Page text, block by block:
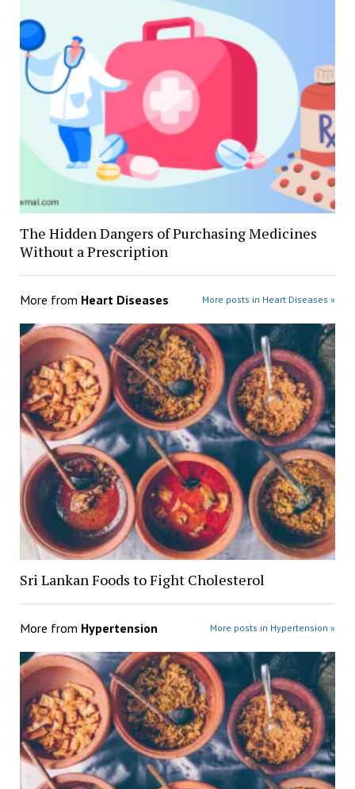
The Hidden Dangers of Purchasing Medicines
Without a Prescription
More from Heart Diseases More posts in Heart Diseases »
Sri Lankan Foods to Fight Cholesterol
More from Hypertension More posts in Hypertension »